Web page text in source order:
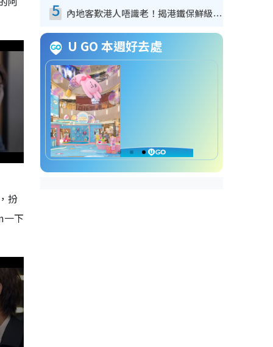
扮
一下
5 內地客歎港人唔識老！揭港鐵保鮮級冷氣 港人求放過：咪投訴
U GO 本週好去處